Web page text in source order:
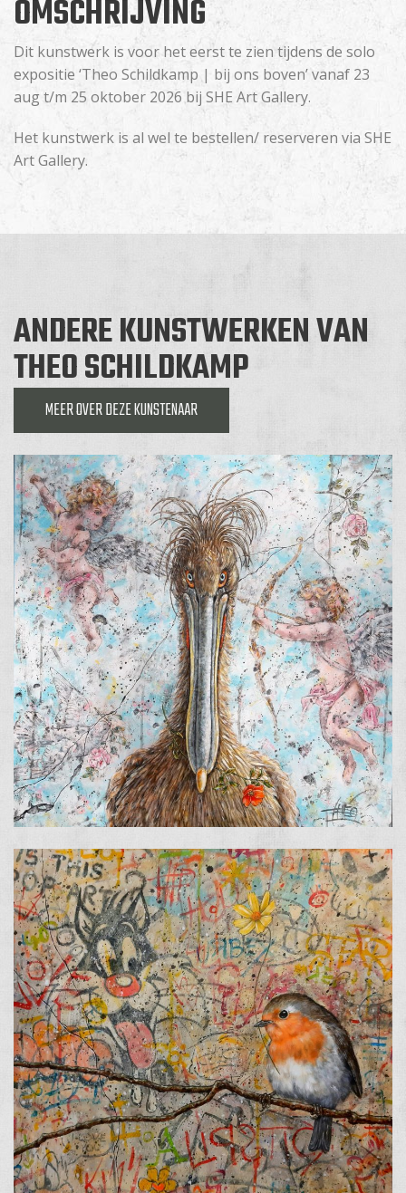
OMSCHRIJVING
Dit kunstwerk is voor het eerst te zien tijdens de solo
expositie ‘Theo Schildkamp | bij ons boven’ vanaf 23
aug t/m 25 oktober 2026 bij SHE Art Gallery.
Het kunstwerk is al wel te bestellen/ reserveren via SHE
Art Gallery.
ANDERE KUNSTWERKEN VAN
THEO SCHILDKAMP
MEER OVER DEZE KUNSTENAAR